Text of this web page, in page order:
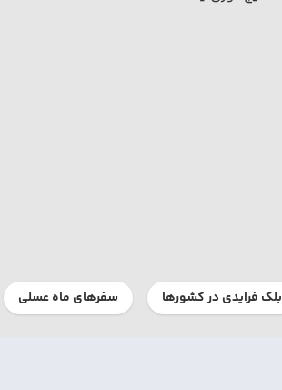
بلک فرایدی در کشورها سفرهای ماه عسلی